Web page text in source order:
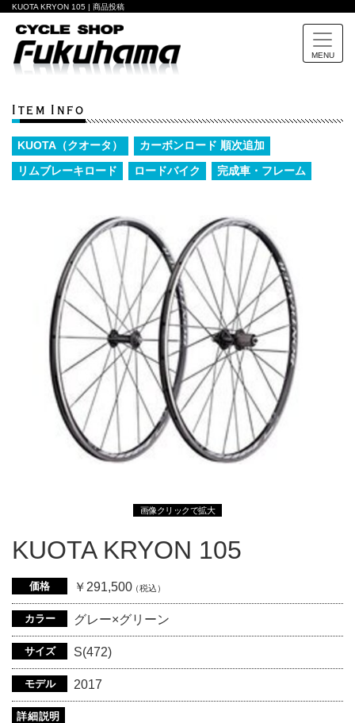
KUOTA KRYON 105 | 商品投稿
MENU
Item Info
KUOTA（クオータ） カーボンロード 順次追加
リムブレーキロード ロードバイク 完成車・フレーム
画像クリックで拡大
KUOTA KRYON 105
価格 ￥291,500（税込）
カラー グレー×グリーン
サイズ S(472)
モデル 2017
詳細説明